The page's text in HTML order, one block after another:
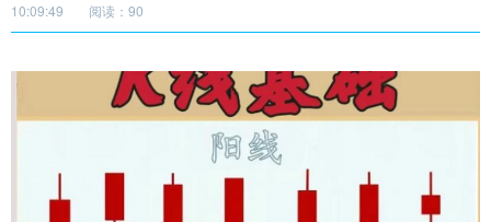
10:09:49
阅读：90